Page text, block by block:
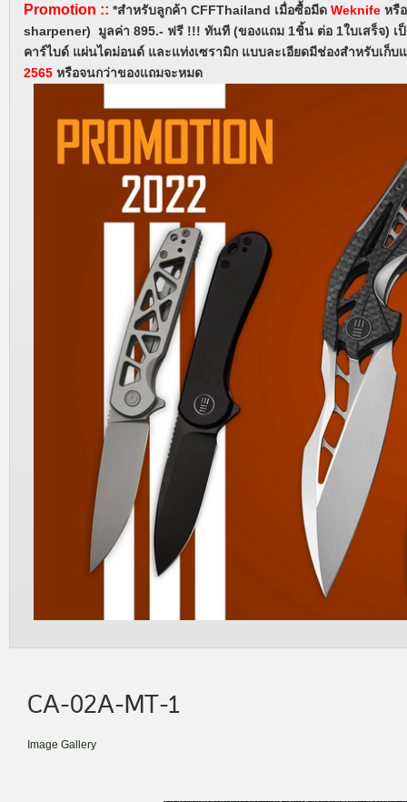
Promotion :: *สำหรับลูกค้า CFFThailand เมื่อซื้อมีด Weknife หรื
sharpener) มูลค่า 895.- ฟรี !!! ทันที (ของแถม 1ชิ้น ต่อ 1ใบเสร็จ)
คาร์ไบด์ แผ่นไดม่อนด์ และแท่งเซรามิก แบบละเอียดมีช่องสำหรับเก็บ
2565 หรือจนกว่าของแถมจะหมด
CA-02A-MT-1
Image Gallery